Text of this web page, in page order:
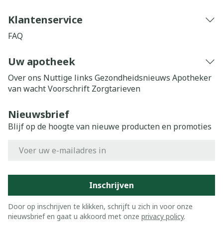
Klantenservice
FAQ
Uw apotheek
Over ons Nuttige links Gezondheidsnieuws Apotheker
van wachtVoorschrift Zorgtarieven
Nieuwsbrief
Blijf op de hoogte van nieuwe producten en promoties
Inschrijven
Door op inschrijven te klikken, schrijft u zich in voor onze
nieuwsbrief en gaat u akkoord met onze privacy policy.